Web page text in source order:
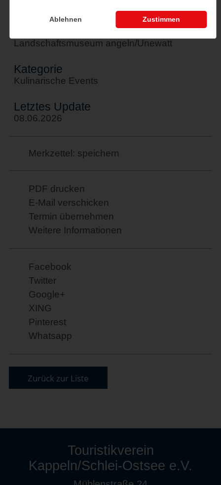
Landschaftsmuseum angeln/Unewatt
Kategorie
Kulinarische Events
Letztes Update
08.06.2026
Merkzettel: speichern
PDF drucken
E-Mail verschicken
Termin übernehmen
Weitere Informationen
Facebook
Twitter
Google+
XING
Pinterest
Whatsapp
Zurück zur Liste
Touristikverein
Kappeln/Schlei-Ostsee e.V.
Ablehnen Zustimmen